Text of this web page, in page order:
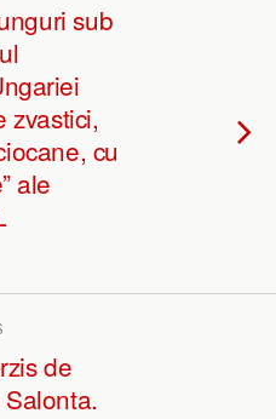
sub
zvastici,
cu
ale
de